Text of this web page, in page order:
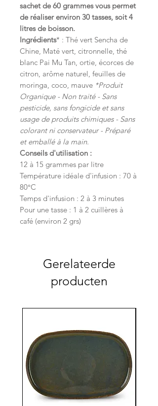
sachet de 60 grammes vous permet
de réaliser environ 30 tasses, soit 4
litres de boisson.
Ingrédients* : Thé vert Sencha de
Chine, Maté vert, citronnelle, thé
blanc Pai Mu Tan, ortie, écorces de
citron, arôme naturel, feuilles de
moringa, coco, mauve *Produit
Organique - Non traité - Sans
pesticide, sans fongicide et sans
usage de produits chimiques - Sans
colorant ni conservateur - Préparé
et emballé à la main.
Conseils d'utilisation :
12 à 15 grammes par litre
Température idéale d'infusion : 70 à
80°C
Temps d'infusion : 2 à 3 minutes
Pour une tasse : 1 à 2 cuillères à
café (environ 2 grs)
Gerelateerde
producten